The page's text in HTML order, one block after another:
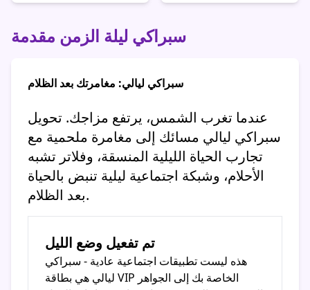
سبراكي ليلة الزمن مقدمة
سبراكي ليالي: مغامرتك بعد الظلام
عندما تغرب الشمس، يرتفع مزاجك. تحويل
سبراكي ليالي مسائك إلى مغامرة ملحمية مع
تجارب الحياة الليلية المنسقة، وفلاتر تشبه
الأحلام، وشبكة اجتماعية ليلية تنبض بالحياة
بعد الظلام.
تم تفعيل وضع الليل
هذه ليست تطبيقات اجتماعية عادية - سبراكي
ليالي هي بطاقة VIP الخاصة بك إلى الجواهر